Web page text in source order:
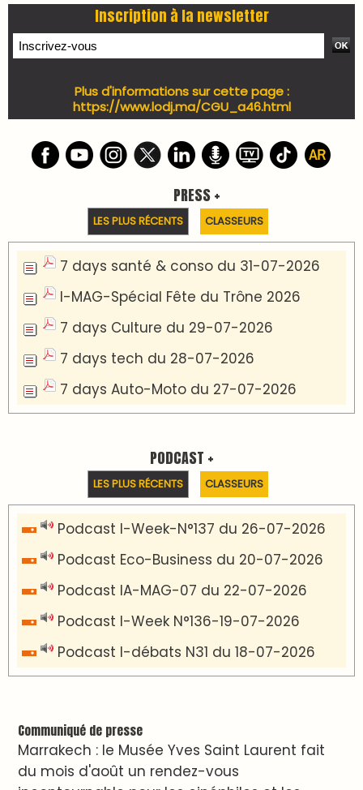
Inscription à la newsletter
Plus d'informations sur cette page :
https://www.lodj.ma/CGU_a46.html
PRESS +
LES PLUS RÉCENTS CLASSEURS
7 days santé & conso du 31-07-2026
I-MAG-Spécial Fête du Trône 2026
7 days Culture du 29-07-2026
7 days tech du 28-07-2026
7 days Auto-Moto du 27-07-2026
PODCAST +
LES PLUS RÉCENTS CLASSEURS
Podcast I-Week-N°137 du 26-07-2026
Podcast Eco-Business du 20-07-2026
Podcast IA-MAG-07 du 22-07-2026
Podcast I-Week N°136-19-07-2026
Podcast I-débats N31 du 18-07-2026
Communiqué de presse
Marrakech : le Musée Yves Saint Laurent fait
du mois d'août un rendez-vous